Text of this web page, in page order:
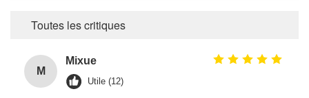
Toutes les critiques
M
Mixue
Utile (12)